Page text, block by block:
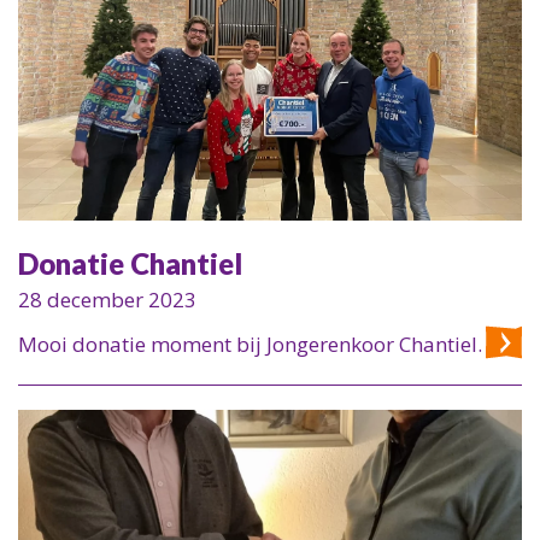
Donatie Chantiel
28 december 2023
Mooi donatie moment bij Jongerenkoor Chantiel.